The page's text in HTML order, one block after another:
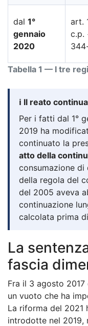
Tabella 1 — I tre
dal 1°
gennaio
2020
art.
c.p.
ℹ️ Il reato
Per i fatti dal 1°
2019 ha
continuato la
atto della
consumazione di
della regola del
del 2005 aveva
continuazione
calcolata prima
La
fascia
Fra il 3 agosto
un vuoto che ha
La riforma del 2021
introdotte nel 2019,